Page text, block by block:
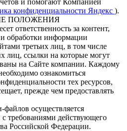
конфиденциальности Яндекс ).
ПОЛОЖЕНИЯ
ответственность за контент,
обработки информации
третьих лиц, в том числе
лиц, ссылки на которые могут
на Сайте компании. Каждому
ознакомиться
тех ресурсов,
прежде чем предоставлять
осуществляется
с требованиями действующего
Российской Федерации.